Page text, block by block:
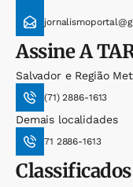
AssineA
Salvador e Região
(71) 2886-1613
Demais localidades
71 2886-1613
Classificados